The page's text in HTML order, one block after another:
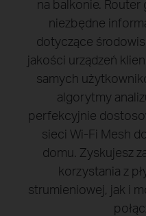
na balkonie.
niezbędne
dotyczące
jakości urządzeń
samych
algorytmy
perfekcyjnie
sieci Wi-Fi Mesh
domu. Zyskujesz
korzystania z
strumieniowej, jak i